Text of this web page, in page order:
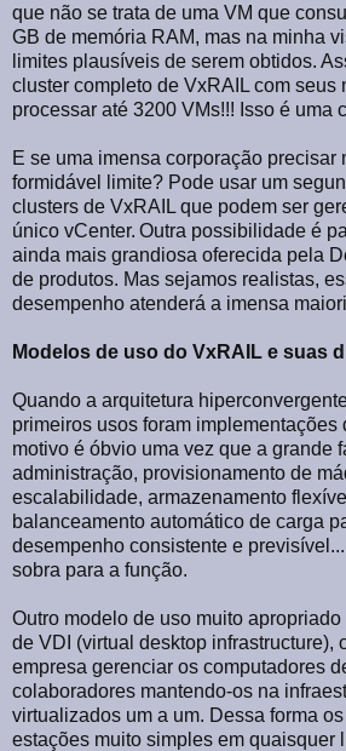
que não se trata de uma VM que
GB de memória RAM, mas na minha
limites plausíveis de serem obtidos.
cluster completo de VxRAIL com seus
processar até 3200 VMs!!! Isso é uma
E se uma imensa corporação precisar
formidável limite? Pode usar um
clusters de VxRAIL que podem ser
único vCenter. Outra possibilidade é
ainda mais grandiosa oferecida pela
de produtos. Mas sejamos realistas,
desempenho atenderá a imensa
Modelos de uso do VxRAIL e suas
Quando a arquitetura
primeiros usos foram implementações
motivo é óbvio uma vez que a grande
administração, provisionamento de
escalabilidade, armazenamento
balanceamento automático de carga
desempenho consistente e
sobra para a função.
Outro modelo de uso muito
de VDI (virtual desktop infrastructure),
empresa gerenciar os computadores
colaboradores mantendo-os na
virtualizados um a um. Dessa forma
estações muito simples em quaisquer